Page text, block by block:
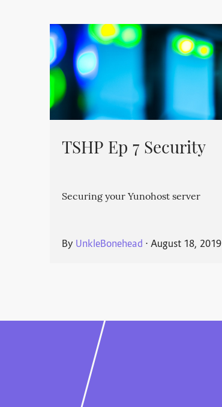
TSHP Ep 7 Security
Securing your Yunohost server
By UnkleBonehead ⋅August 18, 2019